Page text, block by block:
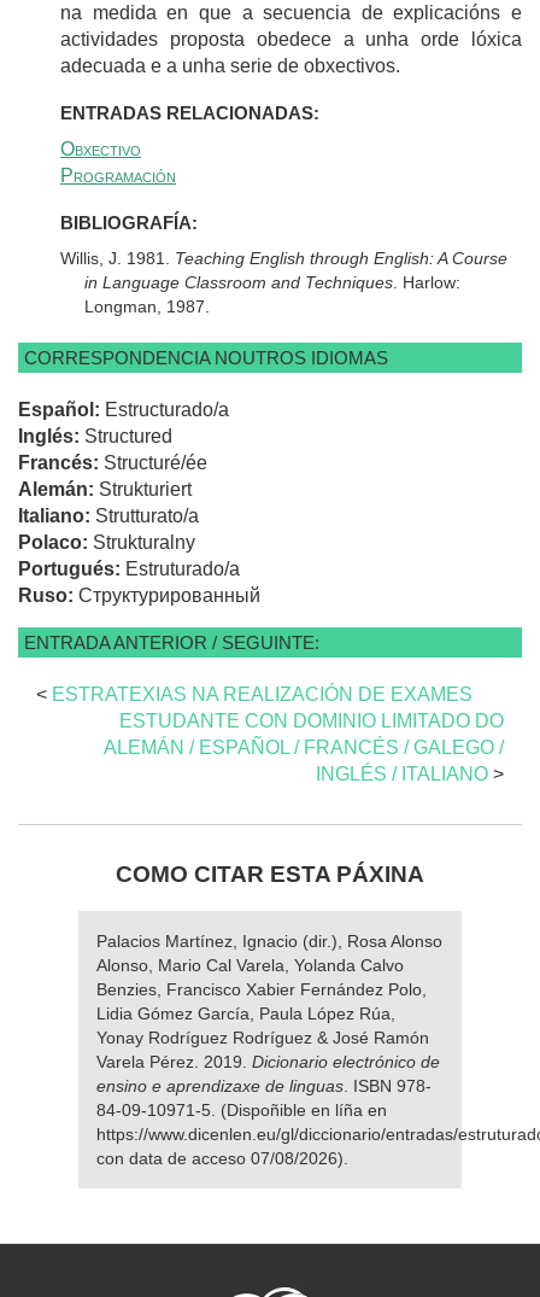
na medida en que a secuencia de explicacións e
actividades proposta obedece a unha orde lóxica
adecuada e a unha serie de obxectivos.
ENTRADAS RELACIONADAS:
Obxectivo
Programación
BIBLIOGRAFÍA:
Willis, J. 1981. Teaching English through English: A Course
in Language Classroom and Techniques . Harlow:
Longman, 1987.
CORRESPONDENCIA NOUTROS IDIOMAS
Español: Estructurado/a
Inglés: Structured
Francés: Structuré/ée
Alemán: Strukturiert
Italiano: Strutturato/a
Polaco: Strukturalny
Portugués: Estruturado/a
Ruso: Структурированный
ENTRADA ANTERIOR / SEGUINTE:
< ESTRATEXIAS NA REALIZACIÓN DE EXAMES
ESTUDANTE CON DOMINIO LIMITADO DO
ALEMÁN / ESPAÑOL / FRANCÉS / GALEGO /
INGLÉS / ITALIANO >
COMO CITAR ESTA PÁXINA
Palacios Martínez, Ignacio (dir.), Rosa Alonso
Alonso, Mario Cal Varela, Yolanda Calvo
Benzies, Francisco Xabier Fernández Polo,
Lidia Gómez García, Paula López Rúa,
Yonay Rodríguez Rodríguez & José Ramón
Varela Pérez. 2019. Dicionario electrónico de
ensino e aprendizaxe de linguas . ISBN 978-
84-09-10971-5. (Dispoñible en líña en
https://www.dicenlen.eu/gl/diccionario/entradas/
con data de acceso 07/08/2026).